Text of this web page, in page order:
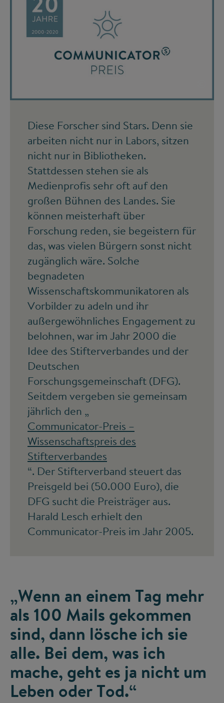
Diese Forscher sind Stars. Denn sie
arbeiten nicht nur in Labors, sitzen
nicht nur in Bibliotheken.
Stattdessen stehen sie als
Medienprofis sehr oft auf den
großen Bühnen des Landes. Sie
können meisterhaft über
Forschung reden, sie begeistern für
das, was vielen Bürgern sonst nicht
zugänglich wäre. Solche
begnadeten
Wissenschaftskommunikatoren als
Vorbilder zu adeln und ihr
außergewöhnliches Engagement zu
belohnen, war im Jahr 2000 die
Idee des Stifterverbandes und der
Deutschen
Forschungsgemeinschaft (DFG).
Seitdem vergeben sie gemeinsam
jährlich den „
Communicator-Preis –
Wissenschaftspreis des
Stifterverbandes
“. Der Stifterverband steuert das
Preisgeld bei (50.000 Euro), die
DFG sucht die Preisträger aus.
Harald Lesch erhielt den
Communicator-Preis im Jahr 2005.
„Wenn an einem Tag mehr
als 100 Mails gekommen
sind, dann lösche ich sie
alle. Bei dem, was ich
mache, geht es ja nicht um
Leben oder Tod.“